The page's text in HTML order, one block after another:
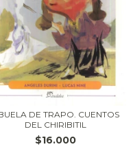
DE TRAPO. CUENTOS
DEL CHIRIBITIL
$16.000